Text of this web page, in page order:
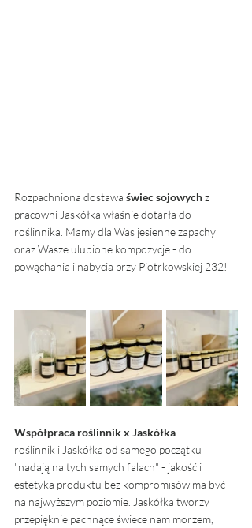
Rozpachniona dostawa świec sojowych z
pracowni Jaskółka właśnie dotarła do
roślinnika. Mamy dla Was jesienne zapachy
oraz Wasze ulubione kompozycje - do
powąchania i nabycia przy Piotrkowskiej 232!
Współpraca roślinnik x Jaskółka
roślinnik i Jaskółka od samego początku
"nadają na tych samych falach" - jakość i
estetyka produktu bez kompromisów ma być
na najwyższym poziomie. Jaskółka tworzy
przepięknie pachnące świece nam morzem,